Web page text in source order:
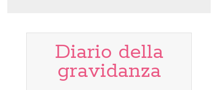
Diario della
gravidanza